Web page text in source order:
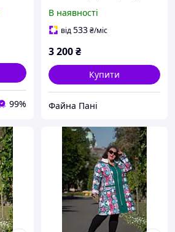
99%
розмір, кофта батал для
повних жінок
В наявності
від533₴/міс
3 200₴
Купити
Файна Пані